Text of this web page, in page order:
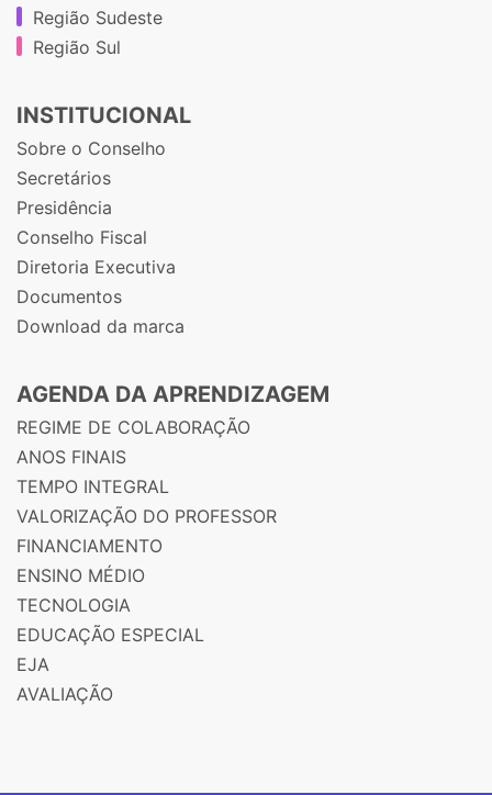
Região Sudeste
Região Sul
INSTITUCIONAL
Sobre o Conselho
Secretários
Presidência
Conselho Fiscal
Diretoria Executiva
Documentos
Download da marca
AGENDA DA APRENDIZAGEM
REGIME DE COLABORAÇÃO
ANOS FINAIS
TEMPO INTEGRAL
VALORIZAÇÃO DO PROFESSOR
FINANCIAMENTO
ENSINO MÉDIO
TECNOLOGIA
EDUCAÇÃO ESPECIAL
EJA
AVALIAÇÃO